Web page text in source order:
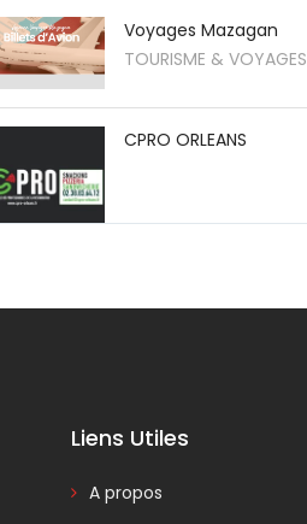
Voyages Mazagan
TOURISME & VOYAGES
CPRO ORLEANS
Liens Utiles
A propos